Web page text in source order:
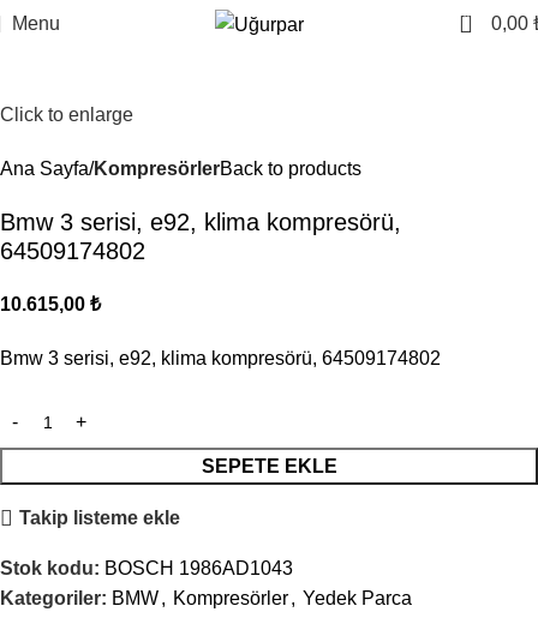
Menu 0 0,00
Click to enlarge
Ana Sayfa KompresörlerBack to products
Bmw 3 serisi, e92, klima kompresörü,
64509174802
10.615,00 ₺
Bmw 3 serisi, e92, klima kompresörü, 64509174802
SEPETE EKLE
Takip listeme ekle
Stok kodu: BOSCH 1986AD1043
Kategoriler: BMW, Kompresörler, Yedek Parca